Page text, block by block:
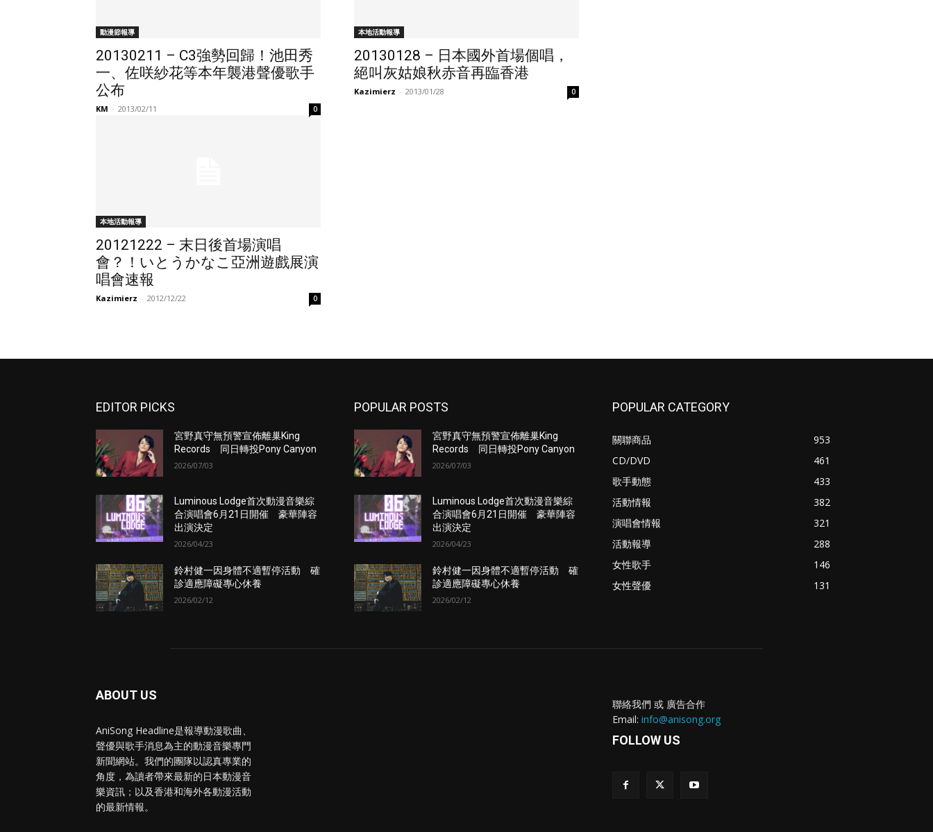
動漫節報導
20130211 – C3強勢回歸！池田秀
一、佐咲紗花等本年襲港聲優歌手
公布
KM - 2013/02/11 0
本地活動報導
20130128 – 日本國外首場個唱，
絕叫灰姑娘秋赤音再臨香港
Kazimierz - 2013/01/28 0
本地活動報導
20121222 – 末日後首場演唱
會？！いとうかなこ亞洲遊戲展演
唱會速報
Kazimierz - 2012/12/22 0
EDITOR PICKS
宮野真守無預警宣佈離巢King
Records 同日轉投Pony Canyon
2026/07/03
Luminous Lodge首次動漫音樂綜
合演唱會6月21日開催 豪華陣容
出演決定
2026/04/23
鈴村健一因身體不適暫停活動 確
診適應障礙專心休養
2026/02/12
POPULAR POSTS
宮野真守無預警宣佈離巢King
Records 同日轉投Pony Canyon
2026/07/03
Luminous Lodge首次動漫音樂綜
合演唱會6月21日開催 豪華陣容
出演決定
2026/04/23
鈴村健一因身體不適暫停活動 確
診適應障礙專心休養
2026/02/12
POPULAR CATEGORY
關聯商品
953
CD/DVD
461
歌手動態
433
活動情報
382
演唱會情報
321
活動報導
288
女性歌手
146
女性聲優
131
ABOUT US
AniSong Headline是報導動漫歌曲、
聲優與歌手消息為主的動漫音樂專門
新聞網站。我們的團隊以認真專業的
角度，為讀者帶來最新的日本動漫音
樂資訊；以及香港和海外各動漫活動
的最新情報。
聯絡我們 或 廣告合作
Email: info@anisong.org
FOLLOW US